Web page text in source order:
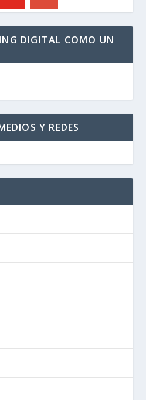
DIGITAL COMO UN
Y REDES